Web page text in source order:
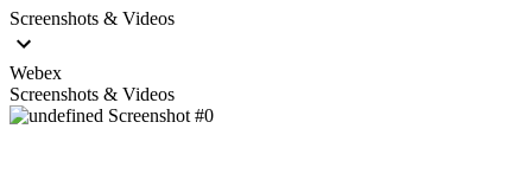
Screenshots & Videos
Webex
Screenshots & Videos